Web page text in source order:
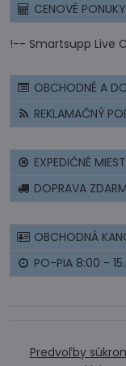
CENOVÉ
!-- Smartsupp Live
OBCHODNÉ A
REKLAMAČNÝ
EXPEDIČNÉ
DOPRAVA
OBCHODNÁ
PO-PIA 8:00 -
Predvoľby